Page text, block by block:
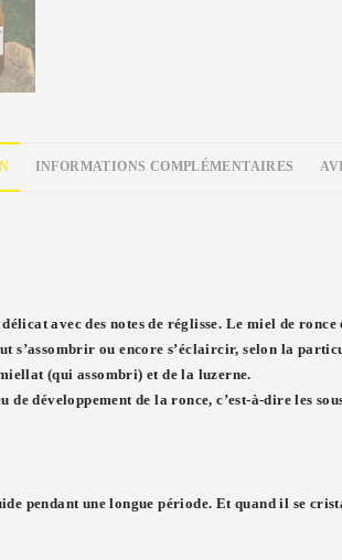
INFORMATIONS COMPLÉMENTAIRES
avec des notes de réglisse. Le miel de ronce
s’assombrir ou encore s’éclaircir, selon la
(qui assombri) et de la luzerne.
de développement de la ronce, c’est-à-dire les
pendant une longue période. Et quand il se